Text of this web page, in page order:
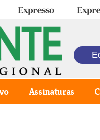
Expresso
Assinaturas